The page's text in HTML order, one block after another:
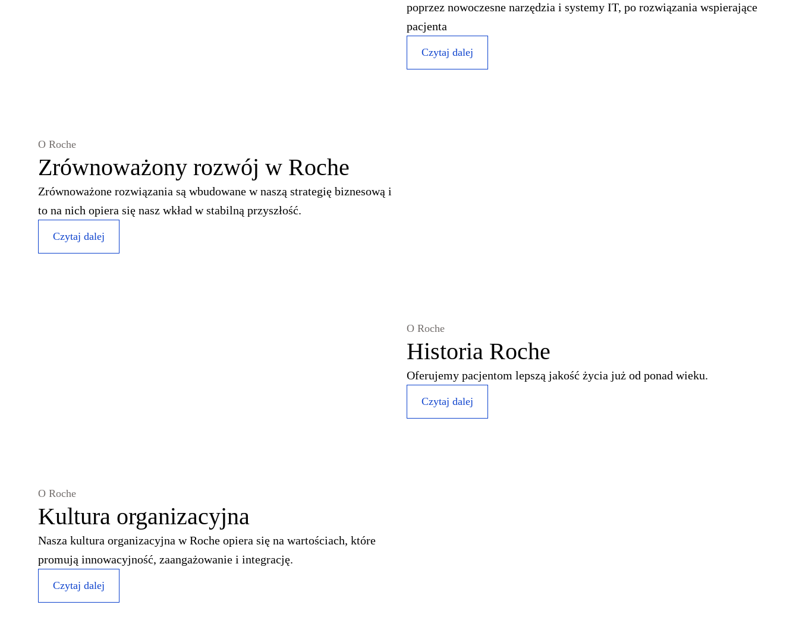
poprzez nowoczesne narzędzia i systemy IT, po rozwiązania wspierające
pacjenta
Czytaj dalej
O Roche
Zrównoważony rozwój w Roche
Zrównoważone rozwiązania są wbudowane w naszą strategię biznesową i
to na nich opiera się nasz wkład w stabilną przyszłość.
Czytaj dalej
O Roche
Historia Roche
Oferujemy pacjentom lepszą jakość życia już od ponad wieku.
Czytaj dalej
O Roche
Kultura organizacyjna
Nasza kultura organizacyjna w Roche opiera się na wartościach, które
promują innowacyjność, zaangażowanie i integrację.
Czytaj dalej